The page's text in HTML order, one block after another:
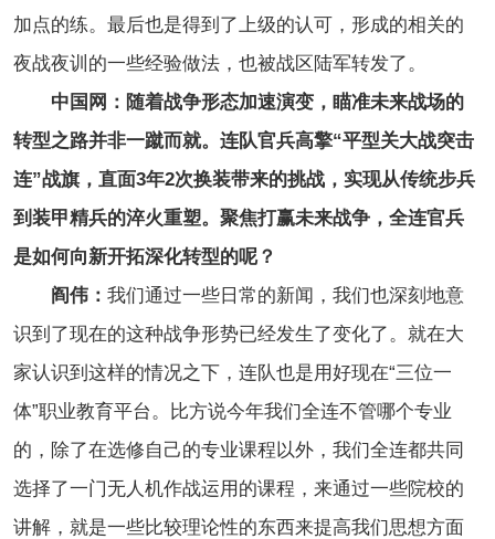
加点的练。最后也是得到了上级的认可，形成的相关的
夜战夜训的一些经验做法，也被战区陆军转发了。
中国网：随着战争形态加速演变，瞄准未来战场的
转型之路并非一蹴而就。连队官兵高擎“平型关大战突击
连”战旗，直面3年2次换装带来的挑战，实现从传统步兵
到装甲精兵的淬火重塑。聚焦打赢未来战争，全连官兵
是如何向新开拓深化转型的呢？
阎伟： 我们通过一些日常的新闻，我们也深刻地意
识到了现在的这种战争形势已经发生了变化了。就在大
家认识到这样的情况之下，连队也是用好现在“三位一
体”职业教育平台。比方说今年我们全连不管哪个专业
的，除了在选修自己的专业课程以外，我们全连都共同
选择了一门无人机作战运用的课程，来通过一些院校的
讲解，就是一些比较理论性的东西来提高我们思想方面